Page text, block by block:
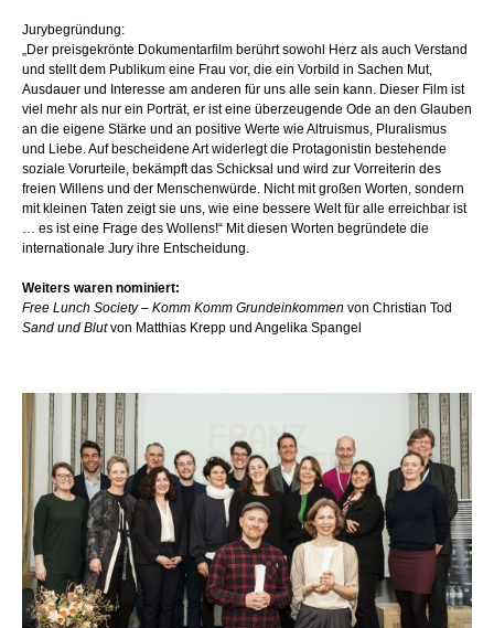
Jurybegründung:
„Der preisgekrönte Dokumentarfilm berührt sowohl Herz als auch Verstand
und stellt dem Publikum eine Frau vor, die ein Vorbild in Sachen Mut,
Ausdauer und Interesse am anderen für uns alle sein kann. Dieser Film ist
viel mehr als nur ein Porträt, er ist eine überzeugende Ode an den Glauben
an die eigene Stärke und an positive Werte wie Altruismus, Pluralismus
und Liebe. Auf bescheidene Art widerlegt die Protagonistin bestehende
soziale Vorurteile, bekämpft das Schicksal und wird zur Vorreiterin des
freien Willens und der Menschenwürde. Nicht mit großen Worten, sondern
mit kleinen Taten zeigt sie uns, wie eine bessere Welt für alle erreichbar ist
… es ist eine Frage des Wollens!“ Mit diesen Worten begründete die
internationale Jury ihre Entscheidung.
Weiters waren nominiert:
Free Lunch Society – Komm Komm Grundeinkommen von Christian Tod
Sand und Blutvon Matthias Krepp und Angelika Spangel